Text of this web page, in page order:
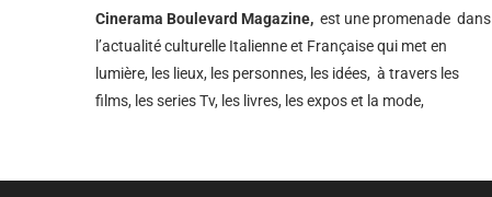
Cinerama Boulevard Magazine, est une promenade dans
l’actualité culturelle Italienne et Française qui met en
lumière, les lieux, les personnes, les idées, à travers les
films, les series Tv, les livres, les expos et la mode,